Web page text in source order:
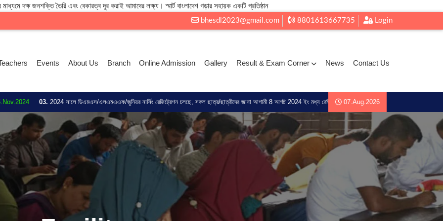
দক্ষ জনশক্তি তৈরি এবং বেকারত্ব দূর করাই আমাদের লক্ষ্য। স্মার্ট বাংলাদেশ গড়ার সহায়ক একটি প্রতিষ্ঠান
bhesdl2023@gmail.com 8801613667735 Login
Events About Us Branch Online Admission Gallery Result & Exam Corner News Contact Us
03.2024 সালে ডিএমএস/এলএমএএফ/জুনিয়র নার্সিং রেজিট্রেশন চলছে, সকল ছাত্র/ছাত্রীদের জানা আগামী 8 আগষ্ট 2024 ইং মধ্য রেজিট্রেশন জন্য আদেশ করা হচ্ছে ্ 1.ছবি 2. ভোটার আইডি 3. এস এস
07.Aug.2026